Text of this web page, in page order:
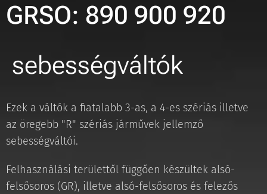
GRSO: 890 900 920
sebességváltók
Ezek a váltók a fiatalabb 3-as, a 4-es szériás illetve
az öregebb "R" szériás járművek jellemző
sebességváltói.
Felhasználási területtől függően készültek alsó-
felsősoros (GR), illetve alsó-felsősoros és felezős